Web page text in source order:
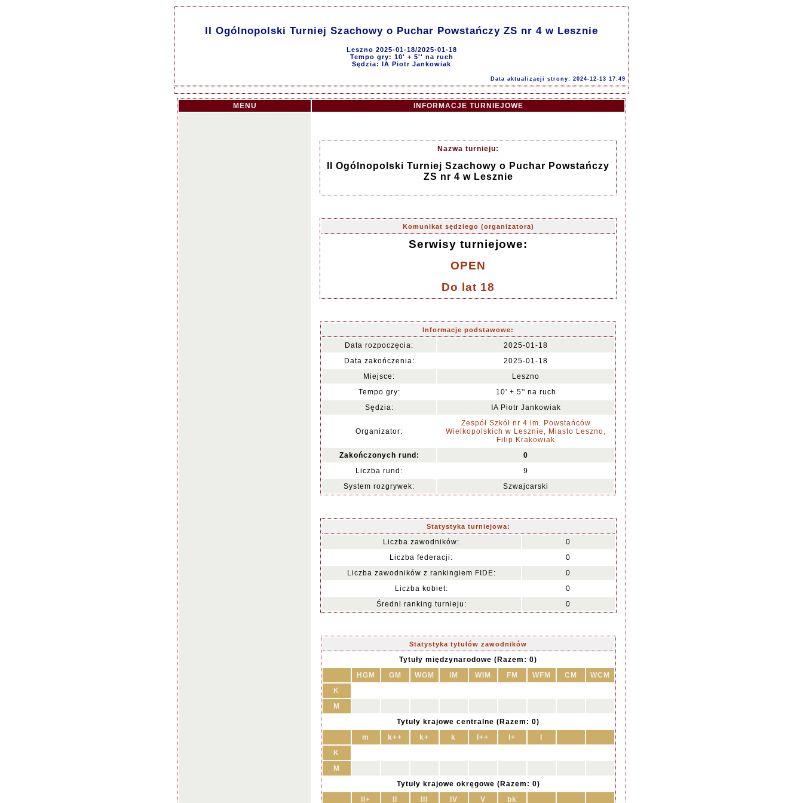
II Ogólnopolski Turniej Szachowy o Puchar Powstańczy ZS nr 4 w Lesznie
Leszno 2025-01-18/2025-01-18
Tempo gry: 10' + 5'' na ruch
Sędzia: IA Piotr Jankowiak
Data aktualizacji strony: 2024-12-13 17:49
MENU INFORMACJE TURNIEJOWE
Nazwa turnieju:
II Ogólnopolski Turniej Szachowy o Puchar Powstańczy
ZS nr 4 w Lesznie
Komunikat sędziego (organizatora)
Serwisy turniejowe:
OPEN
Do lat 18
Informacje podstawowe:
Data rozpoczęcia:
2025-01-18
Data zakończenia:
2025-01-18
Miejsce:
Leszno
Tempo gry:
10' + 5'' na ruch
Sędzia:
IA Piotr Jankowiak
Organizator:
Zespół Szkół nr 4 im. Powstańców
Wielkopolskich w Lesznie, Miasto Leszno,
Filip Krakowiak
Zakończonych rund:
0
Liczba rund:
9
System rozgrywek:
Szwajcarski
Statystyka turniejowa:
Liczba zawodników:
0
Liczba federacji:
0
Liczba zawodników z rankingiem FIDE:
0
Liczba kobiet:
0
Średni ranking turnieju:
0
Statystyka tytułów zawodników
Tytuły międzynarodowe (Razem: 0)
HGM
GM WGM IM WIM FM WFM CM
WCM
K
M
Tytuły krajowe centralne (Razem: 0)
m
k++ k+ k I++ I+
K
M
Tytuły krajowe okręgowe (Razem: 0)
II+
IV V bk